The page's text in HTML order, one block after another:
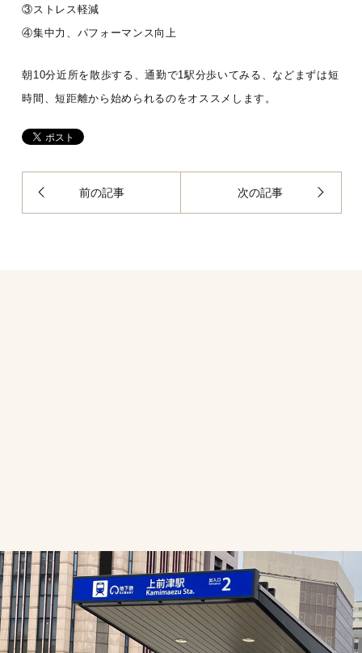
③ストレス軽減
④集中力、パフォーマンス向上
朝10分近所を散歩する、通勤で1駅分歩いてみる、などまずは短
時間、短距離から始められるのをオススメします。
前の記事 次の記事